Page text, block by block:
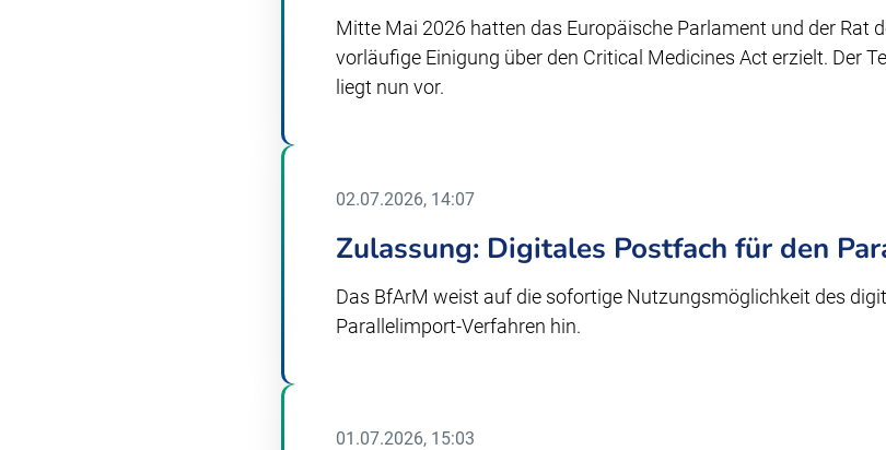
Mitte Mai 2026 hatten das Europäische Parlament und der Rat
vorläufige Einigung über den Critical Medicines Act erzielt. Der
liegt nun vor.
02.07.2026, 14:07
Zulassung: Digitales Postfach für den
Das BfArM weist auf die sofortige Nutzungsmöglichkeit des
Parallelimport-Verfahren hin.
01.07.2026, 15:03